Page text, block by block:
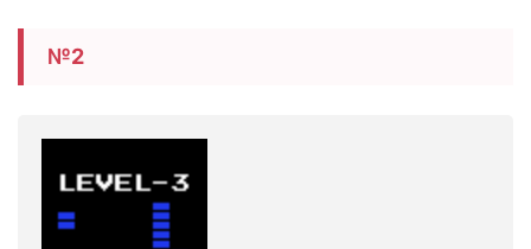
№2